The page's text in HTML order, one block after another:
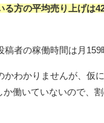
る方の平均売り上げは
稿者の稼働時間は月159
かわかりませんが、仮
か働いていないので、